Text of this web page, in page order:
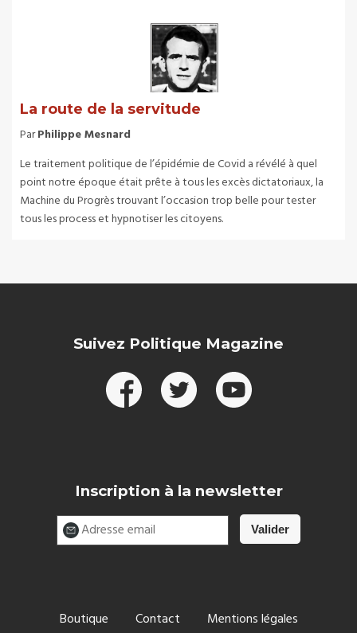
La route de la servitude
ParPhilippe Mesnard
Le traitement politique de l’épidémie de Covid a révélé à quel
point notre époque était prête à tous les excès dictatoriaux, la
Machine du Progrès trouvant l’occasion trop belle pour tester
tous les process et hypnotiser les citoyens.
Suivez Politique Magazine
Inscription à la newsletter
Boutique Contact
Mentions légales